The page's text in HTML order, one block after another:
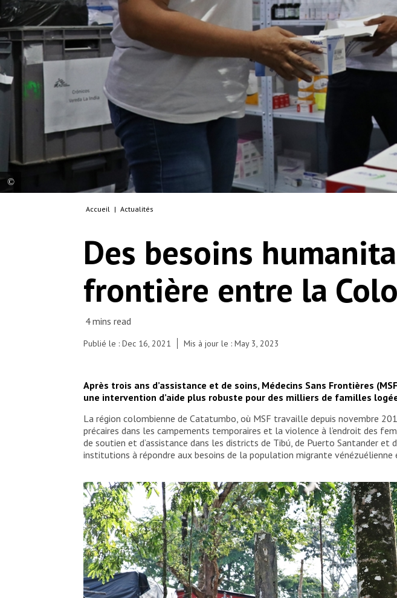
Accueil | Actualités
Des besoins
frontière entre la
Publié le : Dec 16, 2021 Mis à jour le : May 3, 2023
Après trois ans d’assistance et de soins, Médecins Sans Frontières
une intervention d’aide plus robuste pour des milliers de familles
La région colombienne de Catatumbo, où MSF travaille depuis novembre
précaires dans les campements temporaires et la violence à l’endroit des
de soutien et d’assistance dans les districts de Tibú, de Puerto Santander
institutions à répondre aux besoins de la population migrante